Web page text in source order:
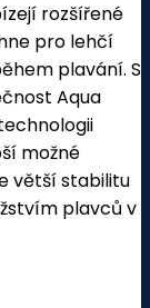
rozšířené
pro lehčí
plavání. S
Aqua
možné
větší stabilitu
plavců v